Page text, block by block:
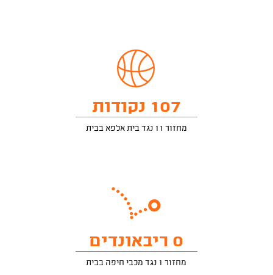
107 נקודות
מחזור 11 נגד בית אלפא בבית
0 ריבאונדים
מחזור 1 נגד מכבי חיפה בבית